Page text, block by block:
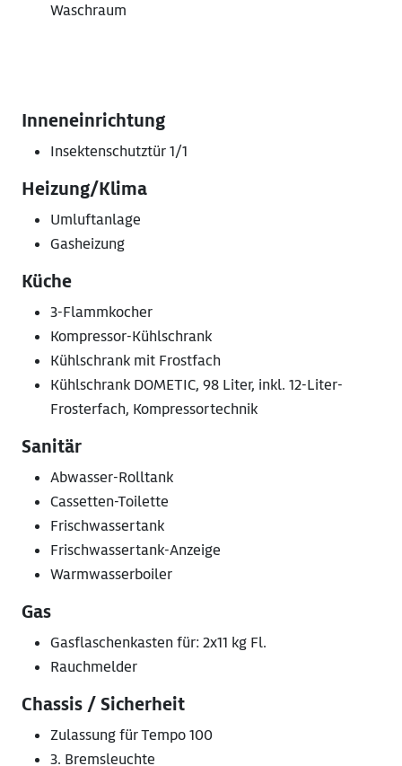
Waschraum
Inneneinrichtung
Insektenschutztür 1/1
Heizung/Klima
Umluftanlage
Gasheizung
Küche
3-Flammkocher
Kompressor-Kühlschrank
Kühlschrank mit Frostfach
Kühlschrank DOMETIC, 98 Liter, inkl. 12-Liter-
Frosterfach, Kompressortechnik
Sanitär
Abwasser-Rolltank
Cassetten-Toilette
Frischwassertank
Frischwassertank-Anzeige
Warmwasserboiler
Gas
Gasflaschenkasten für: 2x11 kg Fl.
Rauchmelder
Chassis / Sicherheit
Zulassung für Tempo 100
3. Bremsleuchte